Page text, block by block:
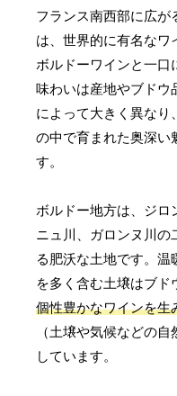
フランス南西部に広が
は、世界的に有名なワ
ボルドーワインと一口
味わいは産地やブドウ
によって大きく異なり
の中で育まれた奥深い
す。
ボルドー地方は、ジロ
ニュ川、ガロンヌ川の
る肥沃な土地です。温
を多く含む土壌はブド
個性豊かなワインを生
（土壌や気候などの
しています。